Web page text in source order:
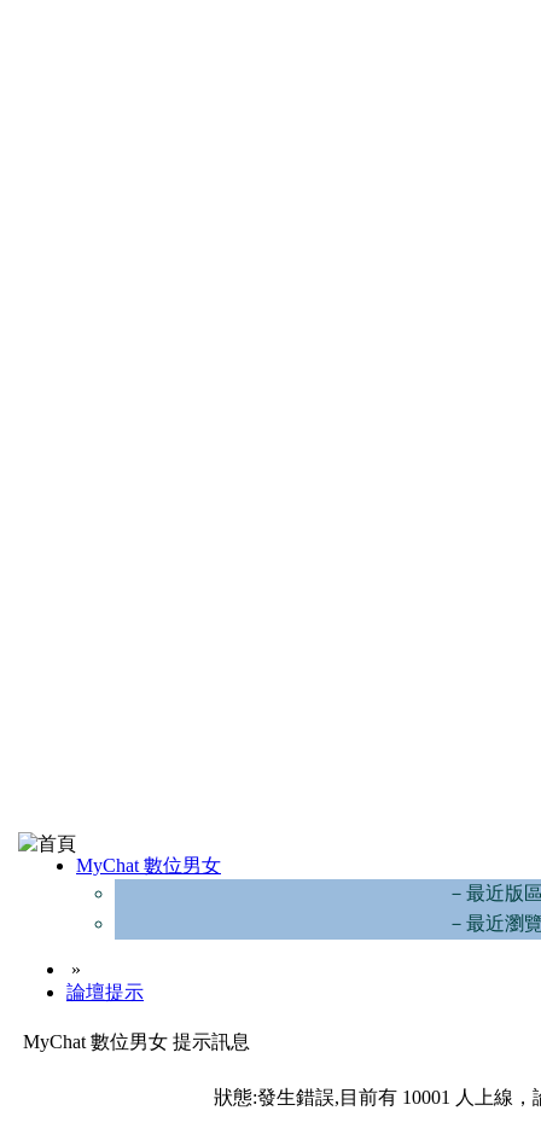
MyChat 數位男女
－最近版
－最近瀏
»
論壇提示
MyChat 數位男女 提示訊息
狀態:發生錯誤,目前有 10001 人上線